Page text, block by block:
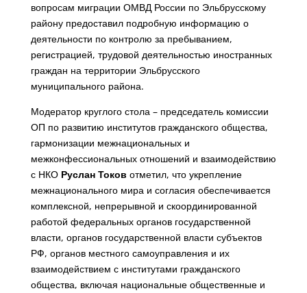
вопросам миграции ОМВД России по Эльбрусскому
району предоставил подробную информацию о
деятельности по контролю за пребыванием,
регистрацией, трудовой деятельностью иностранных
граждан на территории Эльбрусского
муниципального района.
Модератор круглого стола – председатель комиссии
ОП по развитию институтов гражданского общества,
гармонизации межнациональных и
межконфессиональных отношений и взаимодействию
с НКО Руслан Токов отметил, что укрепление
межнационального мира и согласия обеспечивается
комплексной, непрерывной и скоординированной
работой федеральных органов государственной
власти, органов государственной власти субъектов
РФ, органов местного самоуправления и их
взаимодействием с институтами гражданского
общества, включая национальные общественные и